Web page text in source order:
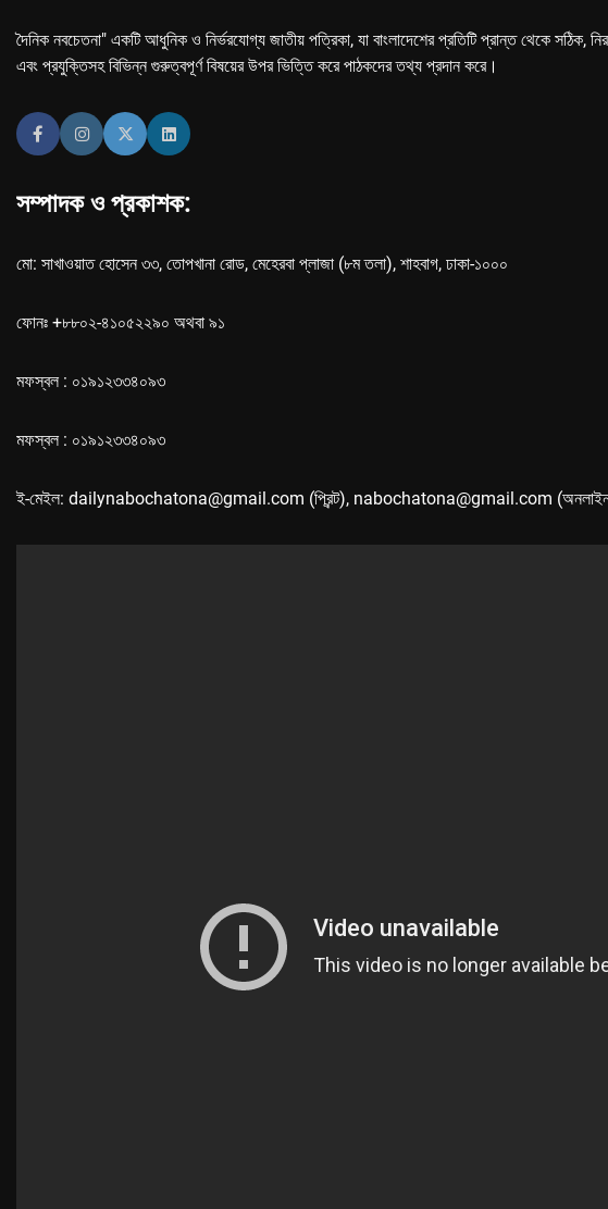
দৈনিক নবচেতনা" একটি আধুনিক ও নির্ভরযোগ্য জাতীয় পত্রিকা, যা বাংলাদেশের প্রতিটি প্রান্ত থেকে সঠিক,
এবং প্রযুক্তিসহ বিভিন্ন গুরুত্বপূর্ণ বিষয়ের উপর ভিত্তি করে পাঠকদের তথ্য প্রদান করে।
সম্পাদক ও প্রকাশক:
মো: সাখাওয়াত হোসেন ৩৩, তোপখানা রোড, মেহেরবা প্লাজা (৮ম তলা), শাহবাগ, ঢাকা-১০০০
ফোনঃ +৮৮০২-৪১০৫২২৯০ অথবা ৯১
মফস্বল : ০১৯১২৩৩৪০৯৩
মফস্বল : ০১৯১২৩৩৪০৯৩
ই-মেইল: dailynabochatona@gmail.com (প্রিন্ট), nabochatona@gmail.com